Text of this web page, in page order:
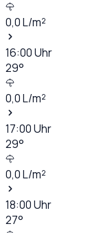
0,0L/m²
16:00Uhr
29°
0,0L/m²
17:00Uhr
29°
0,0L/m²
18:00Uhr
27°